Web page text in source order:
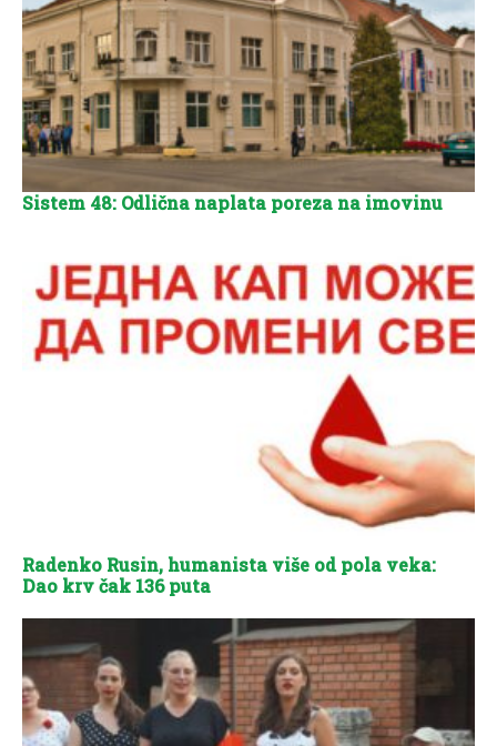
Sistem 48: Odlična naplata poreza na imovinu
Radenko Rusin, humanista više od pola veka:
Dao krv čak 136 puta